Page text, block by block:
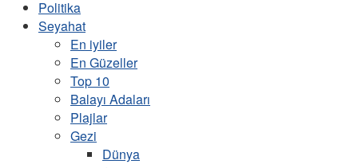
Politika
Seyahat
En iyiler
En Güzeller
Top 10
Balayı Adaları
Plajlar
Gezi
Dünya